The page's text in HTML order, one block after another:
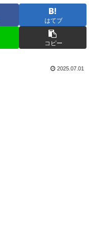
はてブ
コピー
2025.07.01